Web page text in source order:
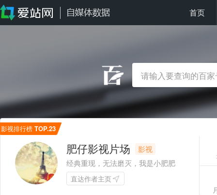
首页
肥仔影视片场
影视
经典重现，无法磨灭，我是小肥肥
直达作者主页
影视排行榜 TOP.23